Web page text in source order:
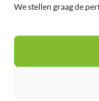
We stellen graag de